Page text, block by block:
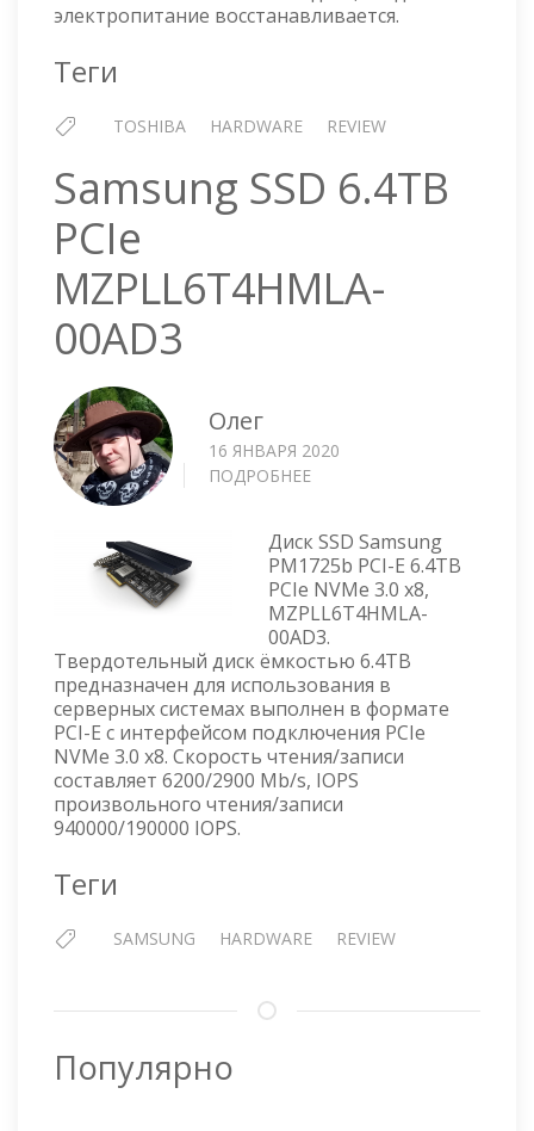
электропитание восстанавливается.
Теги
TOSHIBA HARDWARE REVIEW
Samsung SSD 6.4TB
PCIe
MZPLL6T4HMLA-
00AD3
Олег
16 ЯНВАРЯ 2020
ПОДРОБНЕЕ
6.4TB
PCIE
MZPLL6T4HMLA-
00AD3
Диск SSD Samsung
PM1725b PCI-E 6.4TB
PCIe NVMe 3.0 x8,
MZPLL6T4HMLA-
00AD3.
Твердотельный диск ёмкостью 6.4TB
предназначен для использования в
серверных системах выполнен в формате
PCI-E с интерфейсом подключения PCIe
NVMe 3.0 x8. Скорость чтения/записи
составляет 6200/2900 Mb/s, IOPS
произвольного чтения/записи
940000/190000 IOPS.
Теги
SAMSUNG HARDWARE REVIEW
Популярно